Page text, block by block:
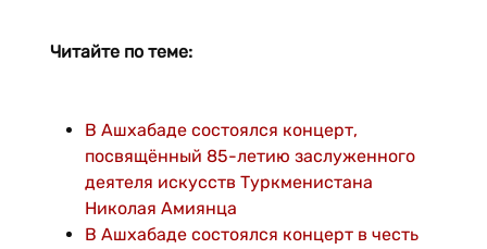
Читайте по теме:
В Ашхабаде состоялся концерт,
посвящённый 85-летию заслуженного
деятеля искусств Туркменистана
Николая Амиянца
В Ашхабаде состоялся концерт в честь